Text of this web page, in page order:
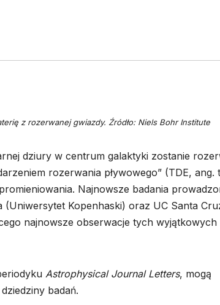
z rozerwanej gwiazdy. Źródło: Niels Bohr Institute
dziury w centrum galaktyki zostanie
rozerwania pływowego” (TDE, ang.
Najnowsze badania
Kopenhaski) oraz UC Santa
najnowsze obserwacje tych wyjątkowych
Astrophysical Journal Letters, mogą
badań.